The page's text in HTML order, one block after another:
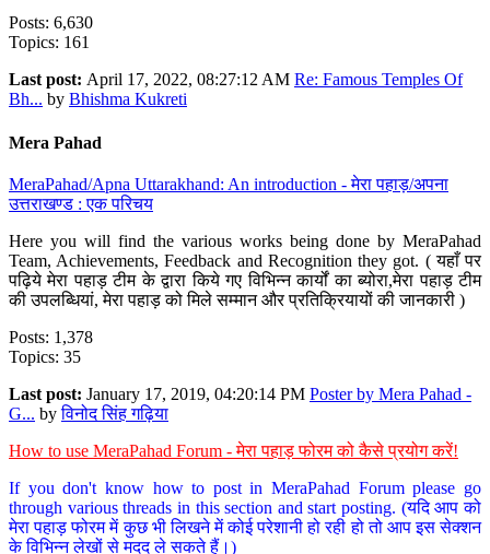
Posts: 6,630
Topics: 161
Last post: April 17, 2022, 08:27:12 AM Re: Famous Temples Of
Bh... by Bhishma Kukreti
Mera Pahad
MeraPahad/Apna Uttarakhand: An introduction - मेरा पहाड़/अपना
उत्तराखण्ड : एक परिचय
Here you will find the various works being done by MeraPahad
Team, Achievements, Feedback and Recognition they got. ( यहाँ पर
पढ़िये मेरा पहाड़ टीम के द्वारा किये गए विभिन्न कार्यों का ब्योरा,मेरा पहाड़ टीम
की उपलब्धियां, मेरा पहाड़ को मिले सम्मान और प्रतिक्रियायों की जानकारी )
Posts: 1,378
Topics: 35
Last post: January 17, 2019, 04:20:14 PM Poster by Mera Pahad -
G... byविनोद सिंह गढ़िया
How to use MeraPahad Forum - मेरा पहाड़ फोरम को कैसे प्रयोग करें!
If you don't know how to post in MeraPahad Forum please go
through various threads in this section and start posting. (यदि आप को
मेरा पहाड़ फोरम में कुछ भी लिखने में कोई परेशानी हो रही हो तो आप इस सेक्शन
के विभिन्न लेखों से मदद ले सकते हैं।)